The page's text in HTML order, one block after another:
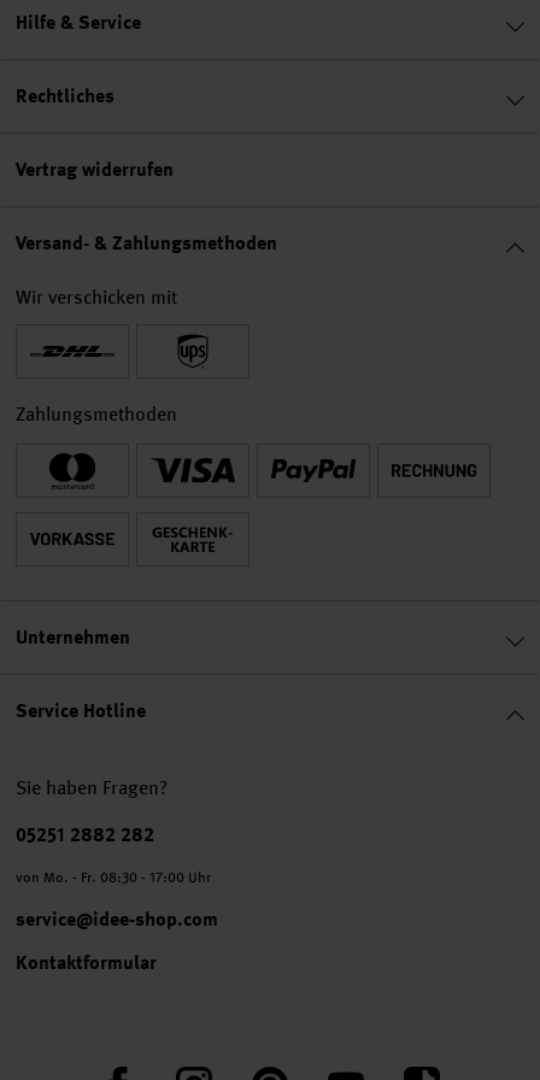
Service Hotline
Sie haben Fragen?
Telefonnummer
05251 2882 282
von Mo. - Fr. 08:30 - 17:00 Uhr
service@idee-shop.com
Kontaktformular
FacebookInstagram PinterestYouTube TikTok
Hilfe & Service
Rechtliches
Vertrag widerrufen
Versand- & Zahlungsmethoden
Wir verschicken mit
Zahlungsmethoden
Unternehmen